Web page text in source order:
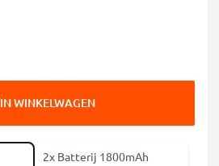
IN WINKELWAGEN
2x Batterij 1800mAh